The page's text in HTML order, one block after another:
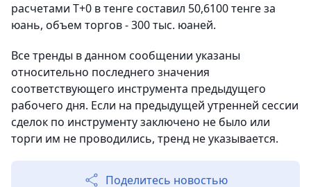
расчетами T+0 в тенге составил 50,6100 тенге за
юань, объем торгов - 300 тыс. юаней.
Все тренды в данном сообщении указаны
относительно последнего значения
соответствующего инструмента предыдущего
рабочего дня. Если на предыдущей утренней сессии
сделок по инструменту заключено не было или
торги им не проводились, тренд не указывается.
Поделитесь новостью